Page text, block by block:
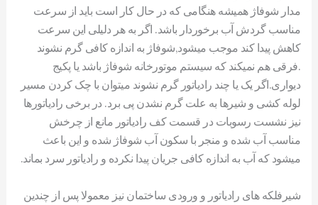
مدار شوفاژ همیشه هنگامی که در حال کار است باید از سرعت
مناسب گردش آب برخوردار باشد. اگر به هر دلیلی این سرعت
کاهش پیدا کند موجب میشود,شوفاژ به اندازه کافی گرم نشوند
.فرقی هم نمیکند که سیستم موتورخانه شوفاژ باشد یا پکیج
دیواری.اگر یک یا چند رادیاتور گرم نشوند میتوان با چک کردن مسیر
لوله کشی و شیرها به علت گرم نشدن پی برد. در برخی رادیاتورها
نیز نشست رسوبات در قسمت کف رادیاتور مانع از چرخش
مناسب آب شده و منجر با سکون آب شوفاژ شده و این باعث
میشود که آب به اندازه کافی جریان پیدا نکرده و رادیاتور سرد بماند.
شیرفلکه های رادیاتور و ورودی ساختمان نیز معمولا پس از چندین